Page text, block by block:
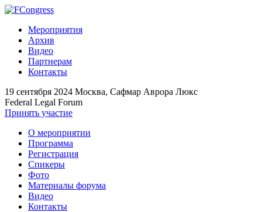
Мероприятия
Архив
Видео
Партнерам
Контакты
19 сентября 2024 Москва, Сафмар Аврора Люкс
Federal Legal Forum
Принять участие
О мероприятии
Программа
Регистрация
Спикеры
Фото
Материалы форума
Видео
Контакты